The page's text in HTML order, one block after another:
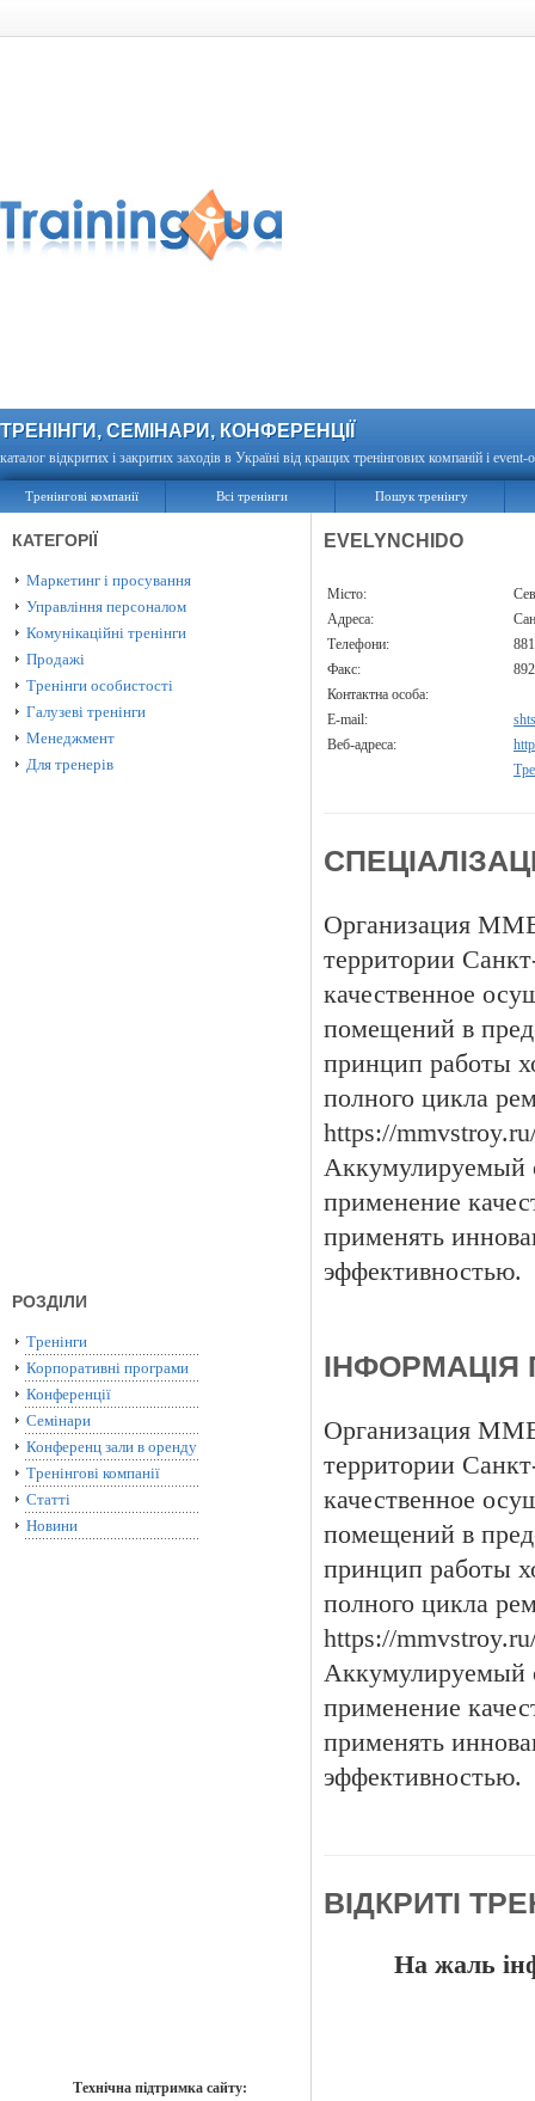
ТРЕНІНГИ, СЕМІНАРИ, КОНФЕРЕНЦІЇ
каталог відкритих і закритих заходів в Україні від кращих тренінгових компаній і event-
Тренінгові компанії Всі тренінги Пошук тренінгу
КАТЕГОРІЇ
Маркетинг і просування
Управління персоналом
Комунікаційні тренінги
Продажі
Тренінги особистості
Галузеві тренінги
Менеджмент
Для тренерів
РОЗДІЛИ
Тренінги
Корпоративні програми
Конференції
Семінари
Конференц зали в оренду
Тренінгові компанії
Статті
Новини
Технічна підтримка сайту:
EVELYNCHIDO
Місто:
Адреса:
Телефони:
Факс:
Контактна особа:
E-mail:
Веб-адреса:
Организация
территории
качественное
помещений в
принцип работы
полного цикла
https://
Аккумулируемый
применение
применять
эффективностью.
Организация
территории
качественное
помещений в
принцип работы
полного цикла
https://
Аккумулируемый
применение
применять
эффективностью.
ВІДКРИТІ
На жаль